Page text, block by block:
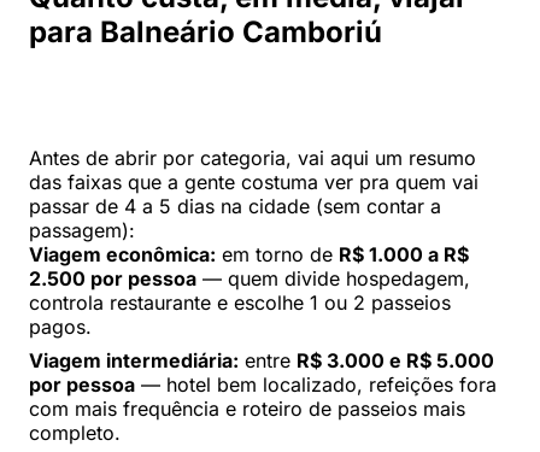
para Balneário Camboriú
Antes de abrir por categoria, vai aqui um resumo
das faixas que a gente costuma ver pra quem vai
passar de 4 a 5 dias na cidade (sem contar a
passagem):
Viagem econômica: em torno de R$ 1.000 a R$
2.500 por pessoa — quem divide hospedagem,
controla restaurante e escolhe 1 ou 2 passeios
pagos.
Viagem intermediária: entre R$ 3.000 e R$ 5.000
por pessoa — hotel bem localizado, refeições fora
com mais frequência e roteiro de passeios mais
completo.